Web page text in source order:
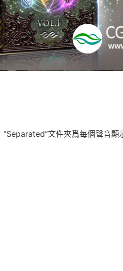
“Separated”文件夾爲每個聲音